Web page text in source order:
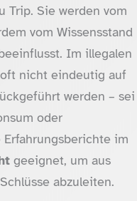
Trip. Sie werden vom
vom Wissensstand
Im illegalen
nicht eindeutig auf
werden – sei
oder
im
geeignet, um aus
abzuleiten.